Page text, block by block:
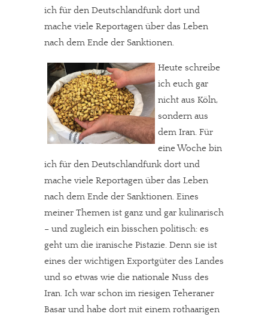
ich für den Deutschlandfunk dort und
mache viele Reportagen über das Leben
nach dem Ende der Sanktionen.
Heute schreibe
ich euch gar
nicht aus Köln,
sondern aus
dem Iran. Für
eine Woche bin
ich für den Deutschlandfunk dort und
mache viele Reportagen über das Leben
nach dem Ende der Sanktionen. Eines
meiner Themen ist ganz und gar kulinarisch
– und zugleich ein bisschen politisch: es
geht um die iranische Pistazie. Denn sie ist
eines der wichtigen Exportgüter des Landes
und so etwas wie die nationale Nuss des
Iran. Ich war schon im riesigen Teheraner
Basar und habe dort mit einem rothaarigen